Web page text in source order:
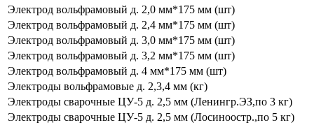
Электрод вольфрамовый д. 2,0 мм*175 мм (шт)
Электрод вольфрамовый д. 2,4 мм*175 мм (шт)
Электрод вольфрамовый д. 3,0 мм*175 мм (шт)
Электрод вольфрамовый д. 3,2 мм*175 мм (шт)
Электрод вольфрамовый д. 4 мм*175 мм (шт)
Электроды вольфрамовые д. 2,3,4 мм (кг)
Электроды сварочные ЦУ-5 д. 2,5 мм (Ленингр.ЭЗ,по 3 кг)
Электроды сварочные ЦУ-5 д. 2,5 мм (Лосиноостр.,по 5 кг)